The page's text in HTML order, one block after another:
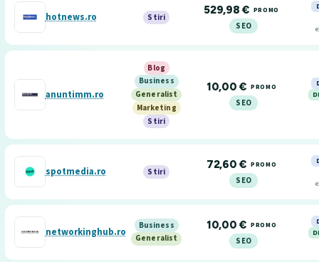
hotnews.ro Stiri
529,98 € PROMO
SEO
anuntimm.ro
Blog
Business
Generalist
Marketing
Stiri
10,00 € PROMO
SEO
spotmedia.ro Stiri
72,60 € PROMO
SEO
networkinghub.ro
Business
Generalist
10,00 € PROMO
SEO